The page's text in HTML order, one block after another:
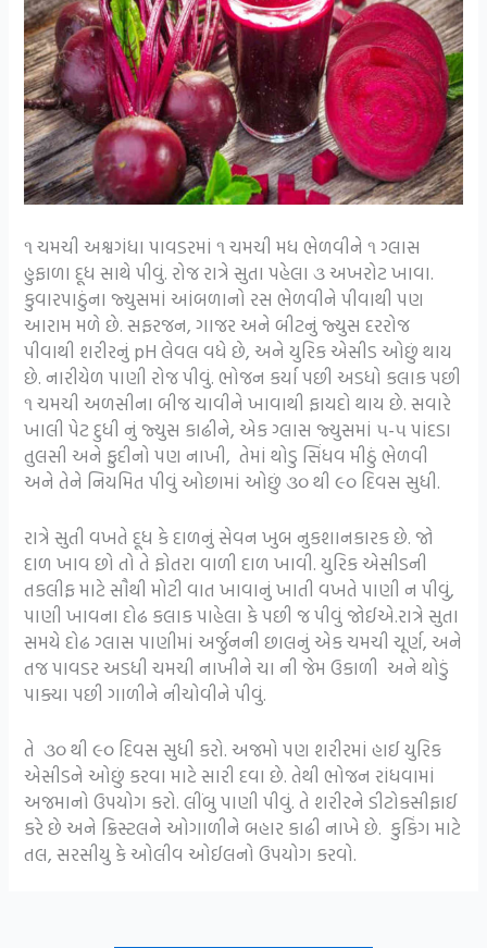
૧ ચમચી અશ્વગંધા પાવડરમાં ૧ ચમચી મધ ભેળવીને ૧ ગ્લાસ
હુફાળા દૂધ સાથે પીવું. રોજ રાત્રે સુતા પહેલા ૩ અખરોટ ખાવા.
કુવારપાઠુંના જ્યુસમાં આંબળાનો રસ ભેળવીને પીવાથી પણ
આરામ મળે છે. સફરજન, ગાજર અને બીટનું જ્યુસ દરરોજ
પીવાથી શરીરનું pH લેવલ વધે છે, અને યુરિક એસીડ ઓછું થાય
છે. નારીયેળ પાણી રોજ પીવું. ભોજન કર્યા પછી અડધો કલાક પછી
૧ ચમચી અળસીના બીજ ચાવીને ખાવાથી ફાયદો થાય છે. સવારે
ખાલી પેટ દુધી નું જ્યુસ કાઢીને, એક ગ્લાસ જ્યુસમાં ૫-૫ પાંદડા
તુલસી અને ફુદીનો પણ નાખી, તેમાં થોડુ સિંધવ મીઠું ભેળવી
અને તેને નિયમિત પીવું ઓછામાં ઓછું ૩૦ થી ૯૦ દિવસ સુધી.
રાત્રે સુતી વખતે દૂધ કે દાળનું સેવન ખુબ નુકશાનકારક છે. જો
દાળ ખાવ છો તો તે ફોતરા વાળી દાળ ખાવી. યુરિક એસીડની
તકલીફ માટે સૌથી મોટી વાત ખાવાનું ખાતી વખતે પાણી ન પીવું,
પાણી ખાવના દોઢ કલાક પાહેલા કે પછી જ પીવું જોઈએ.રાત્રે સુતા
સમયે દોઢ ગ્લાસ પાણીમાં અર્જુનની છાલનું એક ચમચી ચૂર્ણ, અને
તજ પાવડર અડધી ચમચી નાખીને ચા ની જેમ ઉકાળી અને થોડું
પાક્યા પછી ગાળીને નીચોવીને પીવું.
તે ૩૦ થી ૯૦ દિવસ સુધી કરો. અજમો પણ શરીરમાં હાઈ યુરિક
એસીડને ઓછું કરવા માટે સારી દવા છે. તેથી ભોજન રાંધવામાં
અજમાનો ઉપયોગ કરો. લીંબુ પાણી પીવું. તે શરીરને ડીટોકસીફાઈ
કરે છે અને ક્રિસ્ટલને ઓગાળીને બહાર કાઢી નાખે છે. કુકિંગ માટે
તલ, સરસીયુ કે ઓલીવ ઓઈલનો ઉપયોગ કરવો.